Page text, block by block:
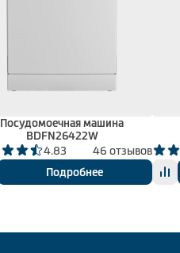
Посудомоечная машина
BDFN26422W
4.83
46 отзывов
Подробнее